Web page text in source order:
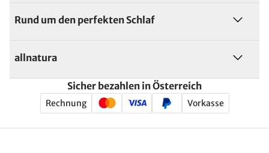
Rund um den perfekten Schlaf
allnatura
Sicher bezahlen in Österreich
Rechnung Vorkasse